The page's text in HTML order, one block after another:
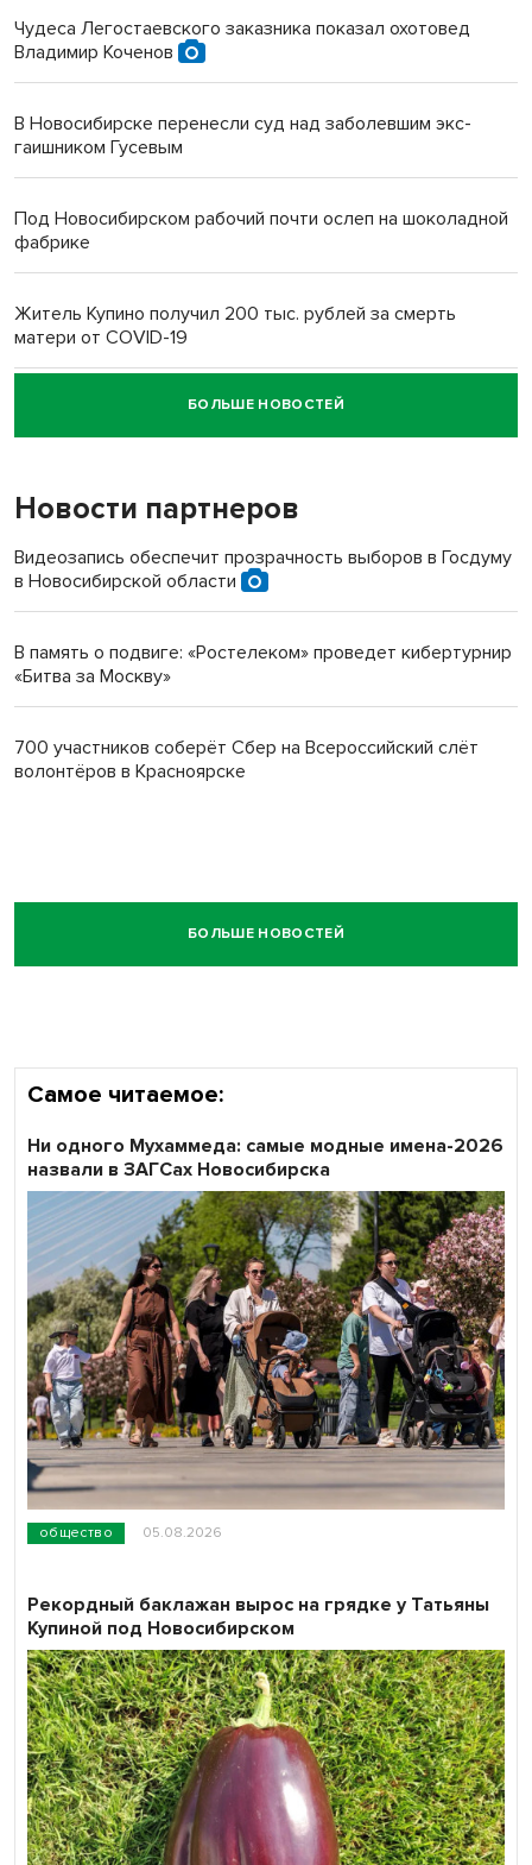
Чудеса Легостаевского заказника показал охотовед
Владимир Коченов
В Новосибирске перенесли суд над заболевшим экс-
гаишником Гусевым
Под Новосибирском рабочий почти ослеп на шоколадной
фабрике
Житель Купино получил 200 тыс. рублей за смерть
матери от COVID-19
Новосибирский суд наказал водителя за смерть
пенсионерки на вокзале
БОЛЬШЕ НОВОСТЕЙ
Новости партнеров
Видеозапись обеспечит прозрачность выборов в Госдуму
в Новосибирской области
В память о подвиге: «Ростелеком» проведет кибертурнир
«Битва за Москву»
700 участников соберёт Сбер на Всероссийский слёт
волонтёров в Красноярске
БОЛЬШЕ НОВОСТЕЙ
Самое читаемое:
общество 05.08.2026
Ни одного Мухаммеда: самые модные имена-2026
назвали в ЗАГСах Новосибирска
Рекордный баклажан вырос на грядке у Татьяны
Купиной под Новосибирском